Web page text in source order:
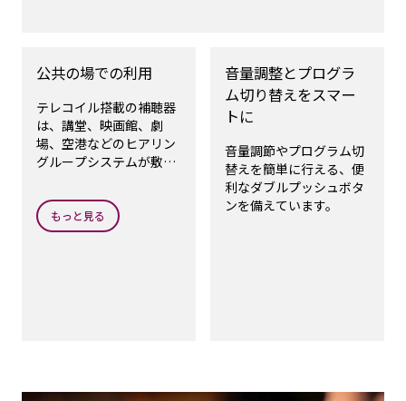
公共の場での利用
テレコイル搭載の補聴器
は、講堂、映画館、劇
場、空港などのヒアリン
グループシステムが敷設
聴器を通して直接音を聴
くことができます。
もっと見る
音量調整とプログラ
ム切り替えをスマー
トに
音量調節やプログラム切
替えを簡単に行える、便
利なダブルプッシュボタ
ンを備えています。